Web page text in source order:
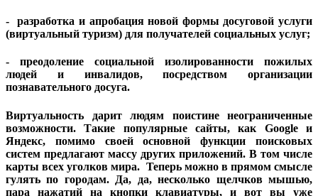
- разработка и апробация новой формы досуговой услуги
(виртуальный туризм) для получателей социальных услуг;
- преодоление социальной изолированности пожилых
людей и инвалидов, посредством организации
познавательного досуга.
Виртуальность дарит людям поистине неограниченные
возможности. Такие популярные сайты, как Google и
Яндекс, помимо своей основной функции поисковых
систем предлагают массу других приложений. В том числе
карты всех уголков мира. Теперь можно в прямом смысле
гулять по городам. Да, да, несколько щелчков мышью,
пара нажатий на кнопки клавиатуры, и вот вы уже